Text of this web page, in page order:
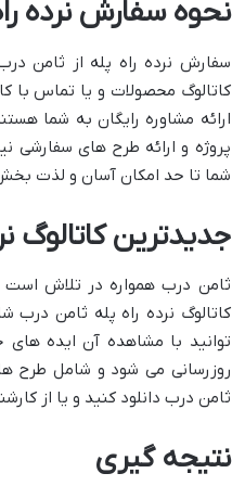
نحوه سفارش نرده
سفارش نرده راه پله از ثامن
کاتالوگ محصولات و یا تماس با
ارائه مشاوره رایگان به شما
پروژه و ارائه طرح های سفارشی
شما تا حد امکان آسان و لذت
جدیدترین کاتالوگ
ثامن درب همواره در تلاش است
کاتالوگ نرده راه پله ثامن
توانید با مشاهده آن ایده های
روزرسانی می شود و شامل طرح
ثامن درب دانلود کنید و یا از
نتیجه گیری